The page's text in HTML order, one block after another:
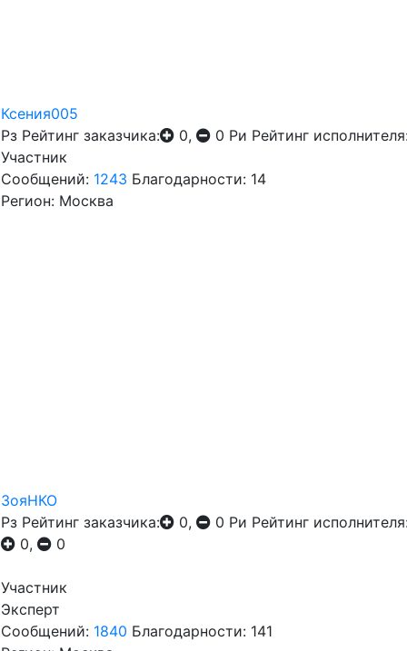
Ксения005
Рз Рейтинг заказчика: 0, 0 Ри Рейтинг
Участник
Сообщений: 1243 Благодарности: 14
Регион: Москва
ЗояНКО
Рз Рейтинг заказчика: 0, 0 Ри Рейтинг
0,
0
Участник
Эксперт
Сообщений: 1840 Благодарности: 141